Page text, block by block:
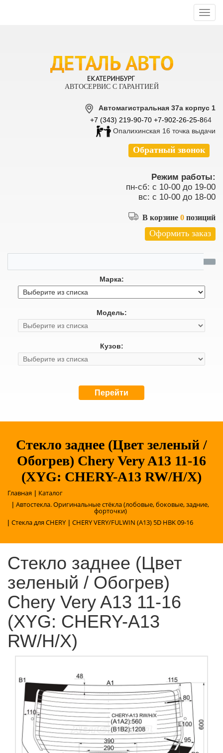
АВТОСЕРВИС С ГАРАНТИЕЙ
Автомагистральная 37а корпус 1
+7 (343) 219-90-70 +7-902-26-25-864
Опалихинская 16 точка выдачи
Обратный звонок
Режим работы:
пн-сб: с 10-00 до 19-00
вс: с 10-00 до 18-00
В корзине 0 позиций
Оформить заказ
Марка:
Модель:
Кузов:
Перейти
Стекло заднее (Цвет зеленый /
Обогрев) Chery Very A13 11-16
(XYG: CHERY-A13 RW/H/X)
Главная | Каталог
| Автостекла. Оригинальные стёкла (лобовые, боковые, задние,
форточки)
| Стекла для CHERY | CHERY VERY/FULWIN (A13) 5D HBK 09-16
Стекло заднее (Цвет
зеленый / Обогрев)
Chery Very A13 11-16
(XYG: CHERY-A13
RW/H/X)